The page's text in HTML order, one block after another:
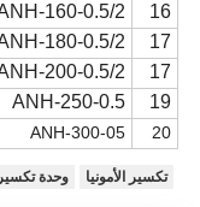
16
160-0.5/2
17
180-0.5/2
17
200-0.5/2
19
ANH-250-0.5
20
ANH-300-05
تكسير الأمونيا وحدة تكسير